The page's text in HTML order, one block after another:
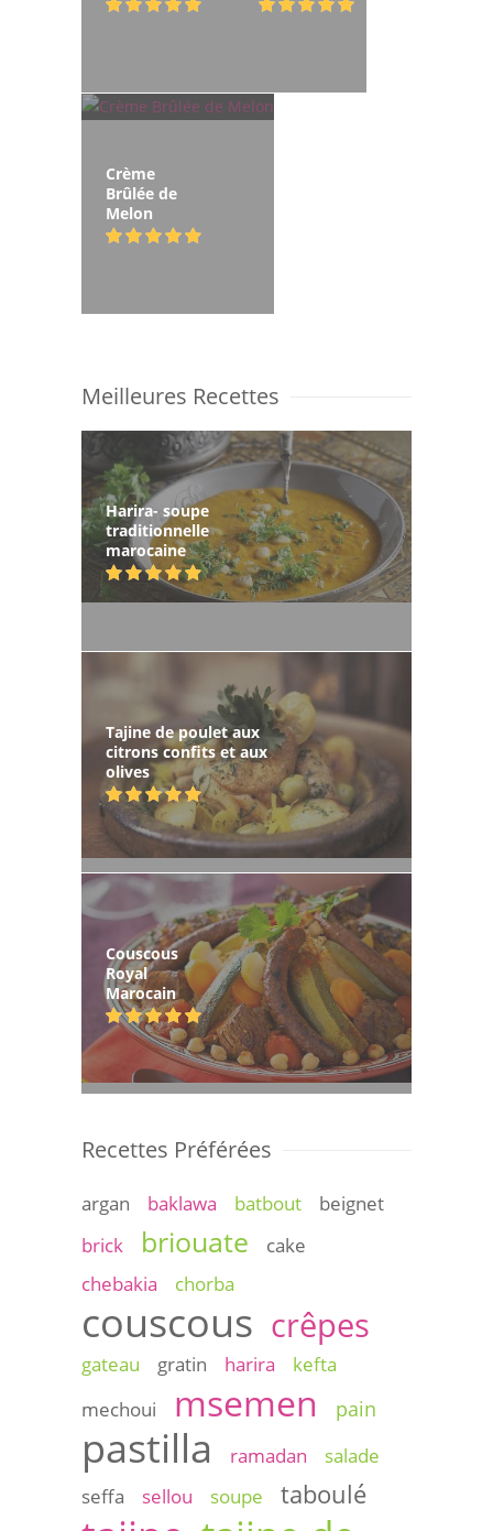
Crème
Brûlée de
Melon
Meilleures Recettes
Harira- soupe
traditionnelle
marocaine
Tajine de poulet aux
citrons confits et aux
olives
Couscous
Royal
Marocain
Recettes Préférées
argan baklawa batbout
beignet
brick
briouate
cake
chebakia
chorba
couscous crêpes
gateau gratin harira
kefta
mechoui
msemen pain
pastilla ramadan
salade
seffa
sellou soupe taboulé